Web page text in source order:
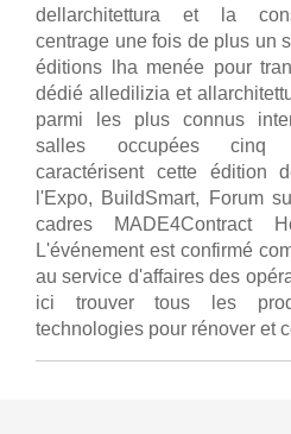
dellarchitettura et la
centrage une fois de plus un
éditions lha menée pour
dédié alledilizia et
parmi les plus connus
salles occupées cinq
caractérisent cette édition
l'Expo, BuildSmart, Forum
cadres MADE4Contract
L'événement est confirmé
au service d'affaires des
ici trouver tous les
technologies pour rénover et